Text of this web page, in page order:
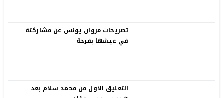
تصريحات مروان يونس عن مشاركتة
في عيشها بفرحة
التعليق الاول من محمد سلام بعد